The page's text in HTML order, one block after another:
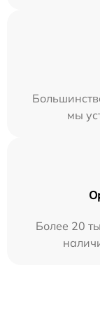
мы
Более 20